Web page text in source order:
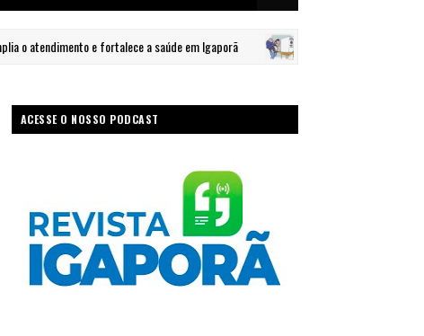
e fortalece a saúde em Igaporã BRASIL
ACESSE O NOSSO PODCAST